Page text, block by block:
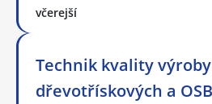
včerejší
Technik kvality výroby
dřevotřískových a